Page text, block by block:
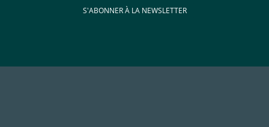
S'ABONNER À LA NEWSLETTER